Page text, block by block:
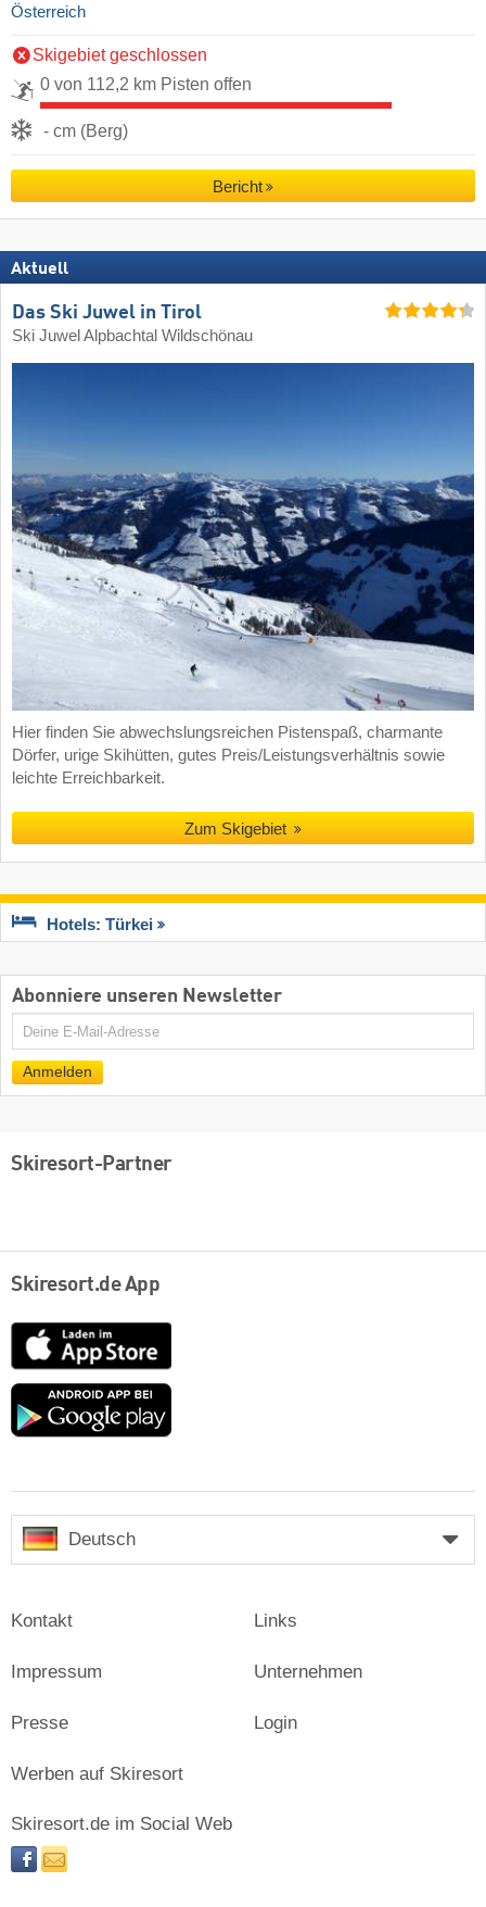
Österreich
Skigebiet geschlossen
0 von 112,2 km Pisten offen
- cm (Berg)
Bericht
Aktuell
Das Ski Juwel in Tirol
Ski Juwel Alpbachtal Wildschönau
Hier finden Sie abwechslungsreichen Pistenspaß, charmante
Dörfer, urige Skihütten, gutes Preis/Leistungsverhältnis sowie
leichte Erreichbarkeit.
Zum Skigebiet
Hotels: Türkei
Abonniere unseren Newsletter
E-
Mail
Anmelden
Skiresort-Partner
Skiresort.de App
App
Store
Google
Deutsch
Kontakt
Impressum
Presse
Links
Unternehmen
Login
Werben auf Skiresort
Skiresort.de im Social Web
facebooknewsletter